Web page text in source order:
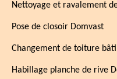
Nettoyage et ravalement
Pose de closoir Domvast
Changement de toiture
Habillage planche de rive